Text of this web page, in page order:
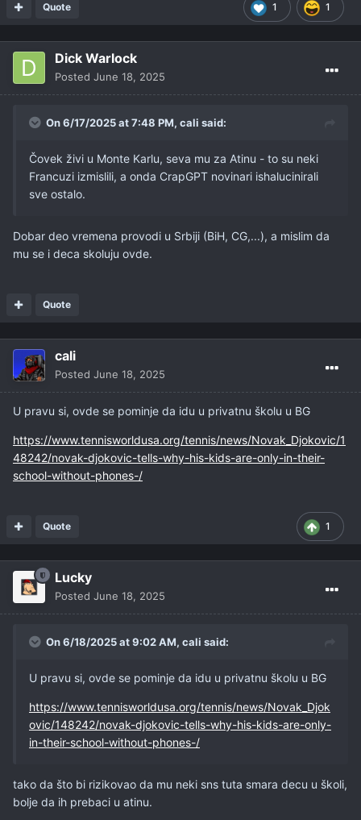
1 1
Quote
Dick Warlock
Posted June 18, 2025
On 6/17/2025 at 7:48 PM, cali said:
Čovek živi u Monte Karlu, seva mu za Atinu - to su neki
Francuzi izmislili, a onda CrapGPT novinari ishalucinirali
sve ostalo.
Dobar deo vremena provodi u Srbiji (BiH, CG,...), a mislim da
mu se i deca skoluju ovde.
Quote
cali
Posted June 18, 2025
U pravu si, ovde se pominje da idu u privatnu školu u BG
https://www.tennisworldusa.org/tennis/news/Novak_Djokovic/1
48242/novak-djokovic-tells-why-his-kids-are-only-in-their-
school-without-phones-/
1
Quote
Lucky
Posted June 18, 2025
On 6/18/2025 at 9:02 AM, cali said:
U pravu si, ovde se pominje da idu u privatnu školu u BG
https://www.tennisworldusa.org/tennis/news/Novak_Djok
ovic/148242/novak-djokovic-tells-why-his-kids-are-only-
in-their-school-without-phones-/
tako da što bi rizikovao da mu neki sns tuta smara decu u školi,
bolje da ih prebaci u atinu.